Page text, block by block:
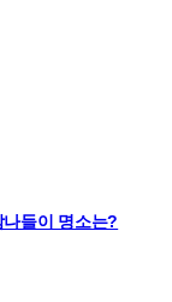
들이 명소는?